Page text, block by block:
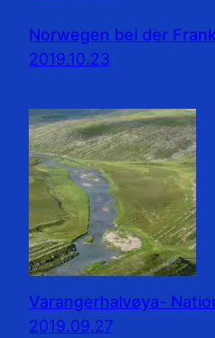
Norwegen bei der
2019.10.23
Varangerhalvøya-
2019.09.27